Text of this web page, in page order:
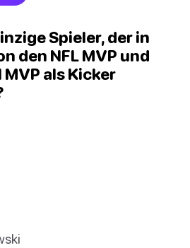
Spieler, der in
den NFL MVP und
als Kicker